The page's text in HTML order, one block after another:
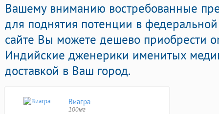
Вашему вниманию востребованные
для поднятия потенции в
сайте Вы можете дешево приобрести
Индийские дженерики именитых
доставкой в Ваш город.
Виагра
100мг